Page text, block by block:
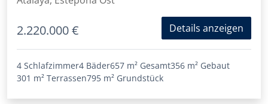
2.220.000 € Details anzeigen
4 Schlafzimmer4 Bäder657 m² Gesamt356 m² Gebaut
301 m² Terrassen795 m² Grundstück